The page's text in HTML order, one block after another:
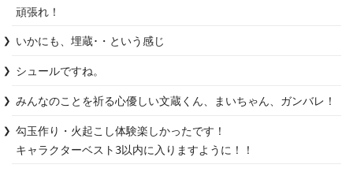
頑張れ！
いかにも、埋蔵･・という感じ
シュールですね。
みんなのことを祈る心優しい文蔵くん、まいちゃん、ガンバレ！
勾玉作り・火起こし体験楽しかったです！
キャラクターベスト3以内に入りますように！！